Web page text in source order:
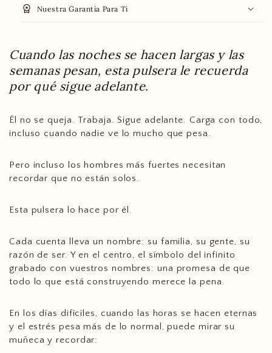
support@ziella.co
workspace_premium Nuestra Garantía Para Ti
Cuando las noches se hacen largas y las
semanas pesan, esta pulsera le recuerda
por qué sigue adelante.
Él no se queja. Trabaja. Sigue adelante. Carga con todo,
incluso cuando nadie ve lo mucho que pesa.
Pero incluso los hombres más fuertes necesitan
recordar que no están solos.
Esta pulsera lo hace por él.
Cada cuenta lleva un nombre: su familia, su gente, su
razón de ser. Y en el centro, el símbolo del infinito
grabado con vuestros nombres: una promesa de que
todo lo que está construyendo merece la pena.
En los días difíciles, cuando las horas se hacen eternas
y el estrés pesa más de lo normal, puede mirar su
muñeca y recordar: